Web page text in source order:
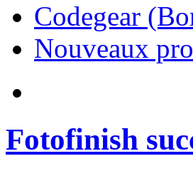
Codegear
Nouveaux
Fotofinish